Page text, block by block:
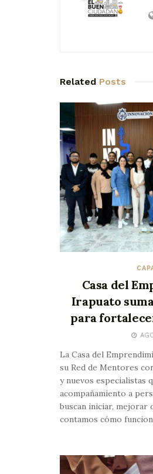
Related Posts
Casa del
Irapuato
para
La Casa del
su Red de Mentores
y nuevos especialistas
acompañamiento a
buscan iniciar, mejorar
contamos cómo